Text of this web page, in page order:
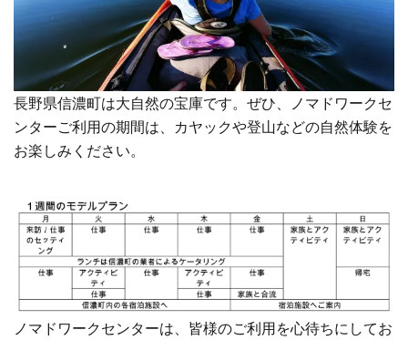
長野県信濃町は大自然の宝庫です。ぜひ、ノマドワークセ
ンターご利用の期間は、カヤックや登山などの自然体験を
お楽しみください。
ノマドワークセンターは、皆様のご利用を心待ちにしてお